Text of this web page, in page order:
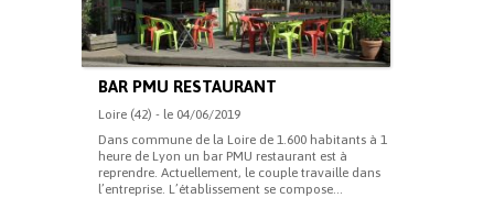
BAR PMU RESTAURANT
Loire (42) - le 04/06/2019
Dans commune de la Loire de 1.600 habitants à 1
heure de Lyon un bar PMU restaurant est à
reprendre. Actuellement, le couple travaille dans
l’entreprise. L’établissement se compose...